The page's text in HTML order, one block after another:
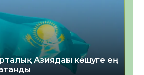
Азиядағы көшуге ең